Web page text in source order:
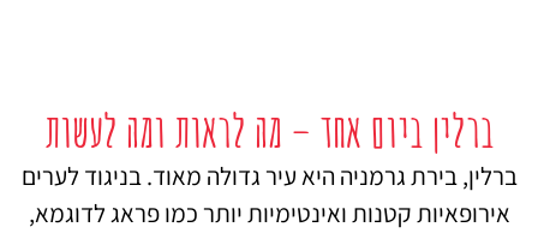
ברלין ביום אחד – מה לראות ומה לעשות
ברלין, בירת גרמניה היא עיר גדולה מאוד. בניגוד לערים
אירופאיות קטנות ואינטימיות יותר כמו פראג לדוגמא,